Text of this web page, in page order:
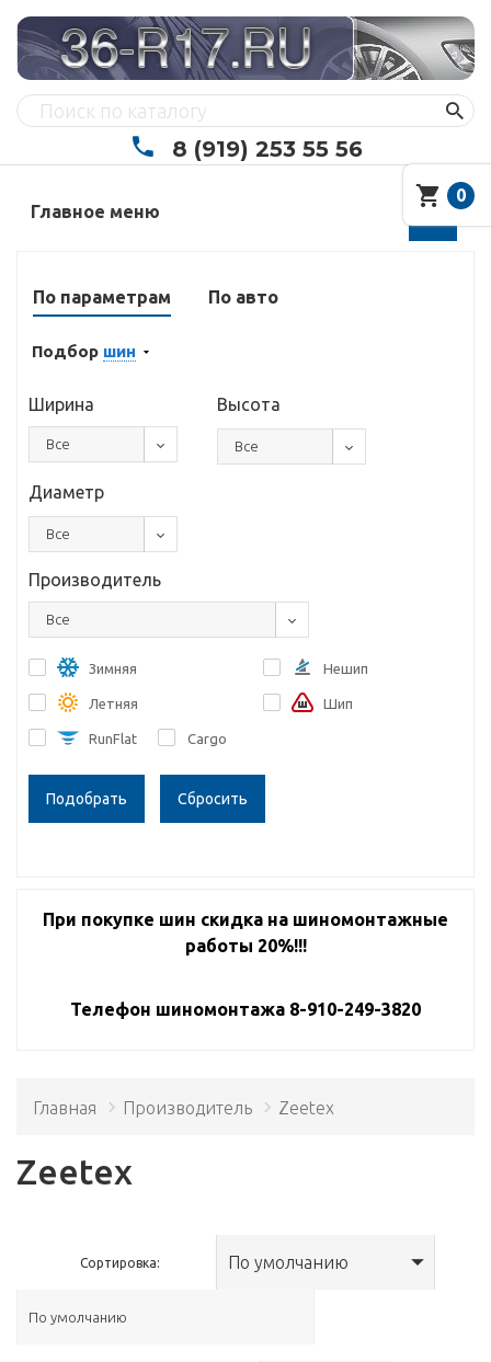
8 (919) 253 55 56
Главное меню
По параметрам По авто
Подбор шин
Ширина
Все
Высота
Все
Диаметр
Все
Производитель
Все
Зимняя
Летняя
RunFlat Cargo
Нешип
Шип
Сбросить
При покупке шин скидка на шиномонтажные
работы 20%!!!
Телефон шиномонтажа 8-910-249-3820
Главная Производитель Zeetex
Zeetex
Сортировка: По умолчанию
0